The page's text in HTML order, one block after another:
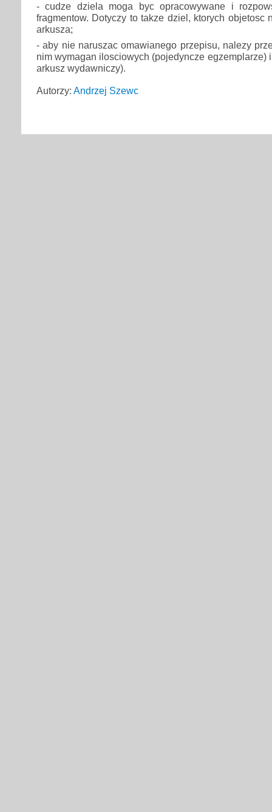
- cudze dziela moga byc opracowywane i
fragmentow. Dotyczy to takze dziel, ktorych objetosc
arkusza;
- aby nie naruszac omawianego przepisu, nalezy
nim wymagan ilosciowych (pojedyncze egzemplarze)
arkusz wydawniczy).
Autorzy: Andrzej Szewc